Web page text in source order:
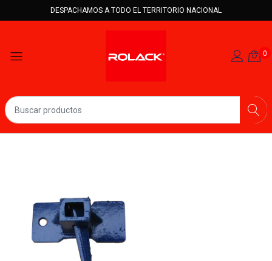
DESPACHAMOS A TODO EL TERRITORIO NACIONAL
0